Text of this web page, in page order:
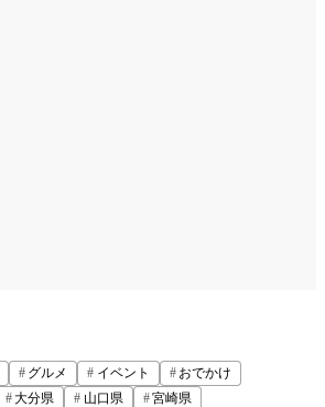
グルメ イベント
おでかけ
大分県 山口県 宮崎県